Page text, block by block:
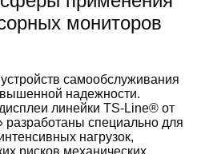
мониторов
самообслуживания
надежности.
линейки TS-Line® от
специально для
нагрузок,